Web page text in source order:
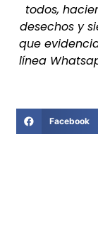
todos,
desechos y
que
línea
COMPARTIR
Facebook